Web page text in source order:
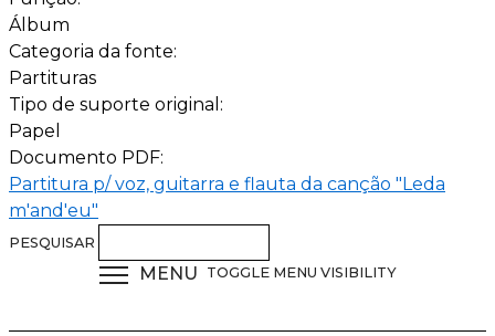
Álbum
Categoria da fonte:
Partituras
Tipo de suporte original:
Papel
Documento PDF:
Partitura p/ voz, guitarra e flauta da canção "Leda
m'and'eu"
PESQUISAR
MENU TOGGLE MENU VISIBILITY